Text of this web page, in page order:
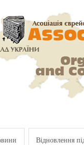
Відновлення